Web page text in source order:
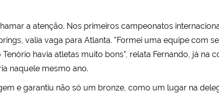
a atenção. Nos primeiros campeonatos
valia vaga para Atlanta. "Formei uma equipe com
havia atletas muito bons", relata Fernando, já na
naquele mesmo ano.
e garantiu não só um bronze, como um lugar na